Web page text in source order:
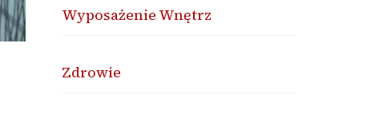
Wyposażenie Wnętrz
Zdrowie